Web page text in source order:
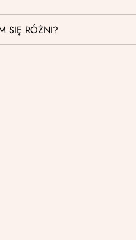
SIĘ RÓŻNI?